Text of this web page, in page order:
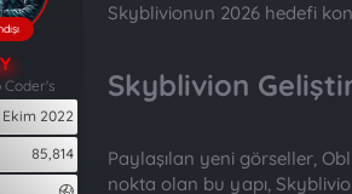
Ekim 2022
85,814
Skyblivionun 2026 hedefi
Skyblivion
Paylaşılan yeni görseller,
nokta olan bu yapı,